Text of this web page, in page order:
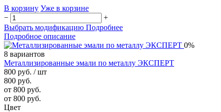
В корзину Уже в корзине
−
+
Выбрать модификацию Подробнее
Подробное описание
0%
8 вариантов
Металлизированные эмали по металлу ЭКСПЕРТ
800 руб. / шт
800 руб.
от 800 руб.
от 800 руб.
Цвет